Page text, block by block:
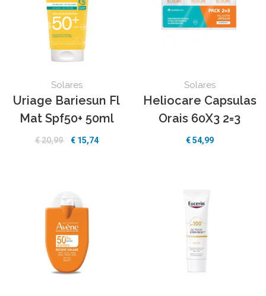
Solares
Uriage Bariesun Fl
Mat Spf50+ 50ml
€20,99 € 15,74
Solares
Heliocare Capsulas
Orais 60X3 2=3
€54,99